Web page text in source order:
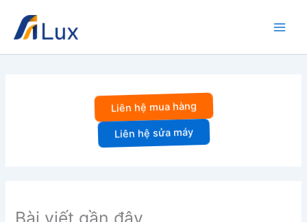
dung
Liên hệ mua hàng
Liên hệ sửa máy
Bài viết gần đây